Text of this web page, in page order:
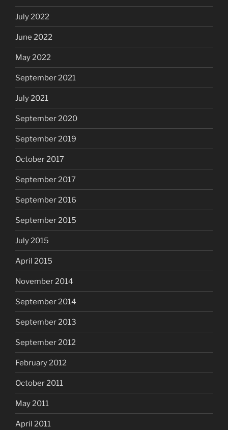
July 2022
June 2022
May 2022
September 2021
July 2021
September 2020
September 2019
October 2017
September 2017
September 2016
September 2015
July 2015
April 2015
November 2014
September 2014
September 2013
September 2012
February 2012
October 2011
May 2011
April 2011